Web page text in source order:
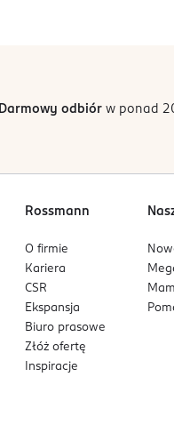
Darmowy odbiórw ponad
Rossmann
O firmie
Kariera
CSR
Ekspansja
Biuro prasowe
Złóż ofertę
Inspiracje